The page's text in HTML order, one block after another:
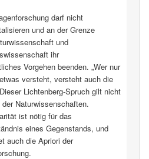
darf nicht
und an der Grenze
und
ihr
Vorgehen beenden. „Wer nur
versteht, versteht auch die
Lichtenberg-Spruch gilt nicht
der Naturwissenschaften.
ist nötig für das
eines Gegenstands, und
auch die Apriori der